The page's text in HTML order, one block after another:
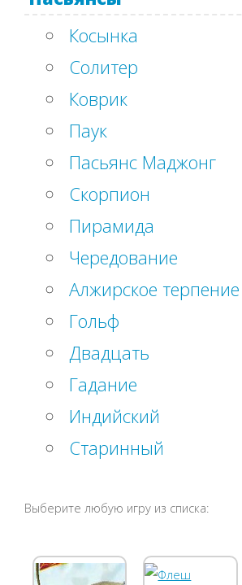
Косынка
Солитер
Коврик
Паук
Пасьянс Маджонг
Скорпион
Пирамида
Чередование
Алжирское терпение
Гольф
Двадцать
Гадание
Индийский
Старинный
Выберите любую игру из списка: